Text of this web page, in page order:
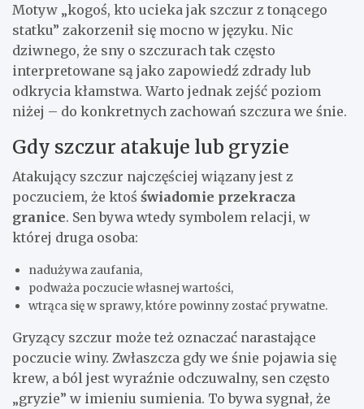
Motyw „kogoś, kto ucieka jak szczur z tonącego
statku” zakorzenił się mocno w języku. Nic
dziwnego, że sny o szczurach tak często
interpretowane są jako zapowiedź zdrady lub
odkrycia kłamstwa. Warto jednak zejść poziom
niżej – do konkretnych zachowań szczura we śnie.
Gdy szczur atakuje lub gryzie
Atakujący szczur najczęściej wiązany jest z
poczuciem, że ktoś świadomie przekracza
granice. Sen bywa wtedy symbolem relacji, w
której druga osoba:
nadużywa zaufania,
podważa poczucie własnej wartości,
wtrąca się w sprawy, które powinny zostać prywatne.
Gryzący szczur może też oznaczać narastające
poczucie winy. Zwłaszcza gdy we śnie pojawia się
krew, a ból jest wyraźnie odczuwalny, sen często
„gryzie” w imieniu sumienia. To bywa sygnał, że